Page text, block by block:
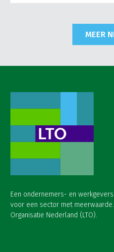
MEER
Een ondernemers- en
voor een sector met
Organisatie Nederland (LTO).